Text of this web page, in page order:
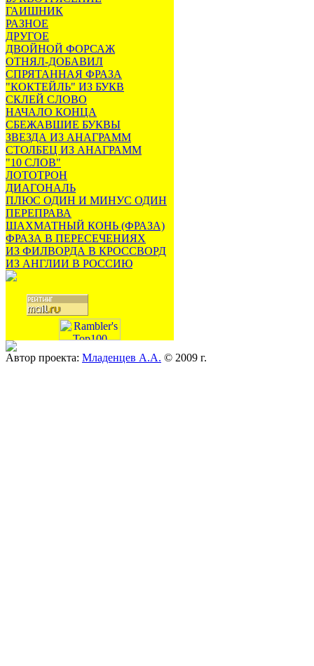
ГАИШНИК
РАЗНОЕ
ДРУГОЕ
ДВОЙНОЙ ФОРСАЖ
ОТНЯЛ-ДОБАВИЛ
СПРЯТАННАЯ ФРАЗА
"КОКТЕЙЛЬ" ИЗ БУКВ
СКЛЕЙ СЛОВО
НАЧАЛО КОНЦА
СБЕЖАВШИЕ БУКВЫ
ЗВЕЗДА ИЗ АНАГРАММ
СТОЛБЕЦ ИЗ АНАГРАММ
"10 СЛОВ"
ЛОТОТРОН
ДИАГОНАЛЬ
ПЛЮС ОДИН И МИНУС ОДИН
ПЕРЕПРАВА
ШАХМАТНЫЙ КОНЬ (ФРАЗА)
ФРАЗА В ПЕРЕСЕЧЕНИЯХ
ИЗ ФИЛВОРДА В КРОССВОРД
ИЗ АНГЛИИ В РОССИЮ
Автор проекта: Младенцев А.А. © 2009 г.